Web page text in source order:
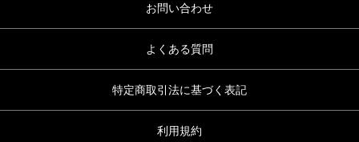
お問い合わせ
よくある質問
特定商取引法に基づく表記
利用規約